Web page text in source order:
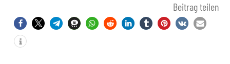
Beitrag teilen